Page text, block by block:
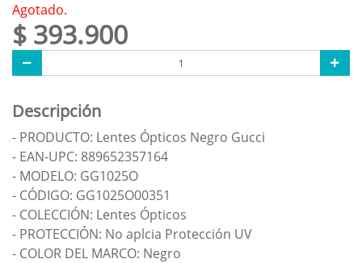
Agotado.
$ 393.900
Descripción
- PRODUCTO: Lentes Ópticos Negro Gucci
- EAN-UPC: 889652357164
- MODELO: GG1025O
- CÓDIGO: GG1025O00351
- COLECCIÓN: Lentes Ópticos
- PROTECCIÓN: No aplcia Protección UV
- COLOR DEL MARCO: Negro